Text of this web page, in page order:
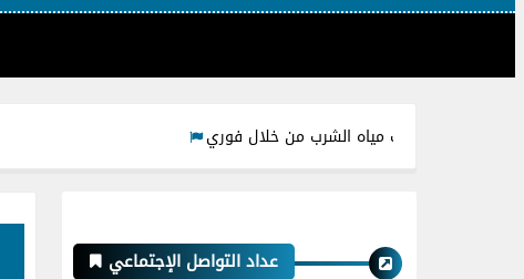
شحن ودفع فواتير شركات مياه الشرب من خلال فوري
عداد التواصل الإجتماعي